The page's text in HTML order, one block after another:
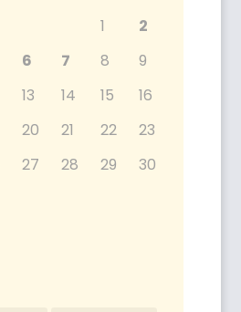
1
2
6 7 8
9
13 14 15
16
20 21 22
23
27 28 29
30